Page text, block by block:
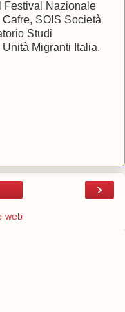
Festival Nazionale
SOIS Società
Studi
Migranti Italia.
›
web